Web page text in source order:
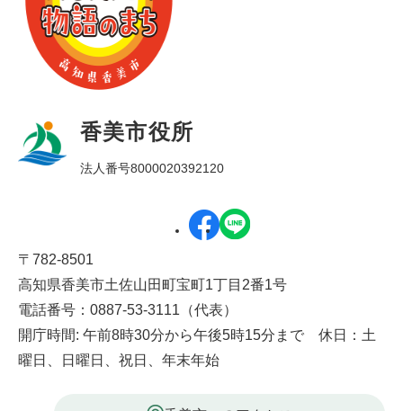
香美市役所
法人番号8000020392120
〒782-8501
高知県香美市土佐山田町宝町1丁目2番1号
電話番号：0887-53-3111（代表）
開庁時間: 午前8時30分から午後5時15分まで 休日：土
曜日、日曜日、祝日、年末年始